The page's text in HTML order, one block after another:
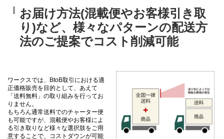
お届け方法(混載便やお客様引き取
り)など、様々なパターンの配送方
法のご提案でコスト削減可能
ワークスでは、BtoB取引における適
正価格販売を目的として、あえて
「送料無料」の取り組みを行ってお
りません。
もちろん通常送料でのチャーター便
も可能ですが、混載便やお客様によ
る引き取りなど様々な選択肢をご用
意することで、コストダウンが可能